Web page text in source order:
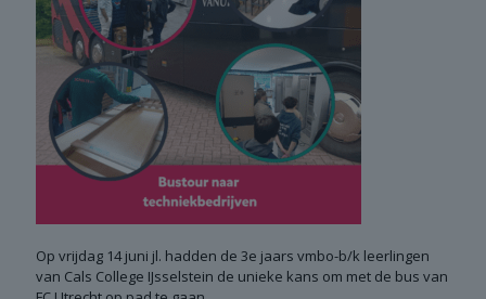
Op vrijdag 14 juni jl. hadden de 3e jaars vmbo-b/k leerlingen
van Cals College IJsselstein de unieke kans om met de bus van